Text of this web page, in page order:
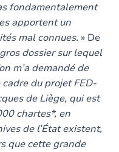
fondamentalement
apportent un
mal connues. » De
dossier sur lequel
m’a demandé de
du projet FED-
de Liège, qui est
chartes*, en
de l’État existent,
que cette grande